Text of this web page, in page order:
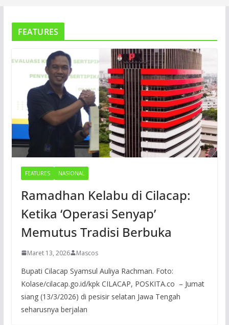
FEATURES
FEATURES NASIONAL
Ramadhan Kelabu di Cilacap:
Ketika ‘Operasi Senyap’
Memutus Tradisi Berbuka
Maret 13, 2026 Mascos
Bupati Cilacap Syamsul Auliya Rachman. Foto:
Kolase/cilacap.go.id/kpk CILACAP, POSKITA.co – Jumat
siang (13/3/2026) di pesisir selatan Jawa Tengah
seharusnya berjalan